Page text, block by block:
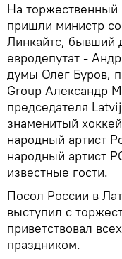
На торжественный
пришли министр
Линкайтс, бывший
евродепутат -
думы Олег Буров,
Group Александр
председателя
знаменитый
народный артист
народный артист
известные гости.
Посол России в
выступил с
приветствовал
праздником.